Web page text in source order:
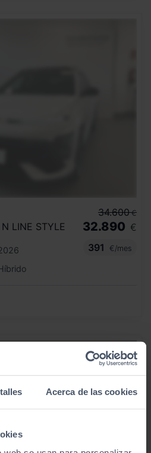
Acerca de las cookies
LINE STYLE
34.600 €
32.890 €
391
€/mes